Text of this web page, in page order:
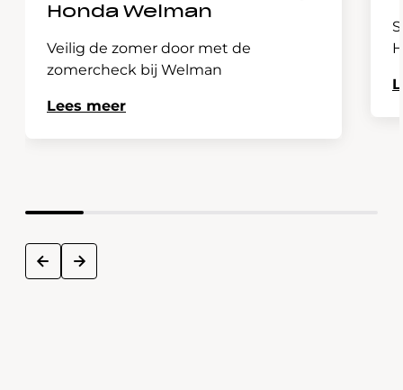
Honda Welman
Veilig de zomer door met de
zomercheck bij Welman
Lees meer
prev next